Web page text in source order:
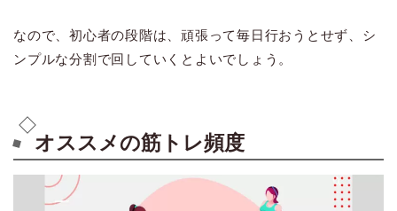
なので、初心者の段階は、頑張って毎日行おうとせず、シ
ンプルな分割で回していくとよいでしょう。
オススメの筋トレ頻度